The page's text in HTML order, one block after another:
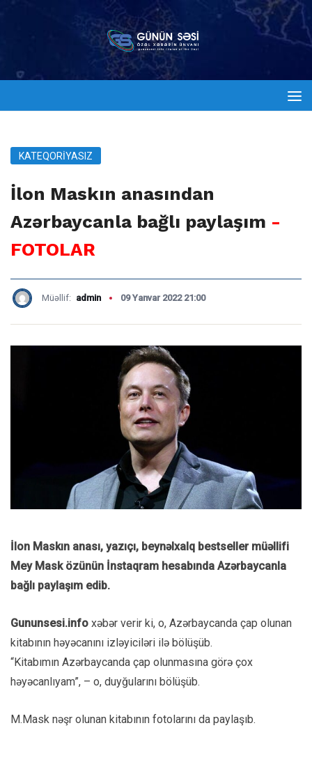
KATEQORIYASIZ
İlon Maskın anasından
Azərbaycanla bağlı paylaşım -
FOTOLAR
Müəllif: admin 09 Yanvar 2022 21:00
İlon Maskın anası, yazıçı, beynəlxalq bestseller müəllifi
Mey Mask özünün İnstaqram hesabında Azərbaycanla
bağlı paylaşım edib.
Gununsesi.info xəbər verir ki, o, Azərbaycanda çap olunan
kitabının həyəcanını izləyiciləri ilə bölüşüb.
“Kitabımın Azərbaycanda çap olunmasına görə çox
həyəcanlıyam”, – o, duyğularını bölüşüb.
M.Mask nəşr olunan kitabının fotolarını da paylaşıb.